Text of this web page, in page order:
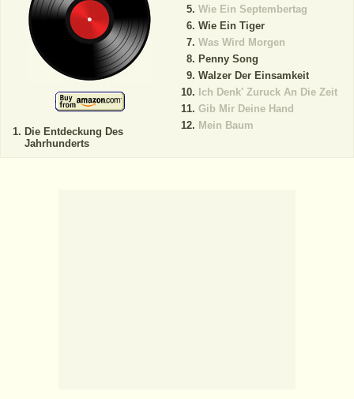
Die Entdeckung Des
Jahrhunderts
Wie Ein Septembertag
Wie Ein Tiger
Was Wird Morgen
Penny Song
Walzer Der Einsamkeit
Ich Denk' Zuruck An Die Zeit
Gib Mir Deine Hand
Mein Baum